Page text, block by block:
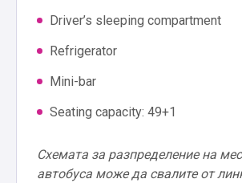
Driver’s sleeping compartment
Refrigerator
Mini-bar
Seating capacity: 49+1
Схемата за разпределение на
автобуса може да свалите от